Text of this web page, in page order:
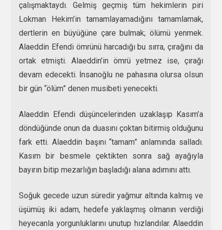
çalışmaktaydı. Gelmiş geçmiş tüm hekimlerin piri
Lokman Hekim’in tamamlayamadığını tamamlamak,
dertlerin en büyüğüne çare bulmak; ölümü yenmek.
Alaeddin Efendi ömrünü harcadığı bu sırra, çırağını da
ortak etmişti. Alaeddin’in ömrü yetmez ise, çırağı
devam edecekti. İnsanoğlu ne pahasına olursa olsun
bir gün “ölüm” denen musibeti yenecekti.
Alaeddin Efendi düşüncelerinden uzaklaşıp Kasım’a
döndüğünde onun da duasını çoktan bitirmiş olduğunu
fark etti. Alaeddin başını “tamam” anlamında salladı.
Kasım bir besmele çektikten sonra sağ ayağıyla
bayırın bitip mezarlığın başladığı alana adımını attı.
Soğuk gecede uzun süredir yağmur altında kalmış ve
üşümüş iki adam, hedefe yaklaşmış olmanın verdiği
heyecanla yorgunluklarını unutup hızlandılar. Alaeddin